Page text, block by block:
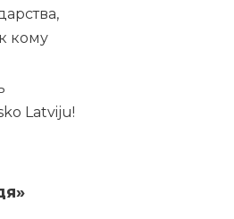
кому
Latviju!